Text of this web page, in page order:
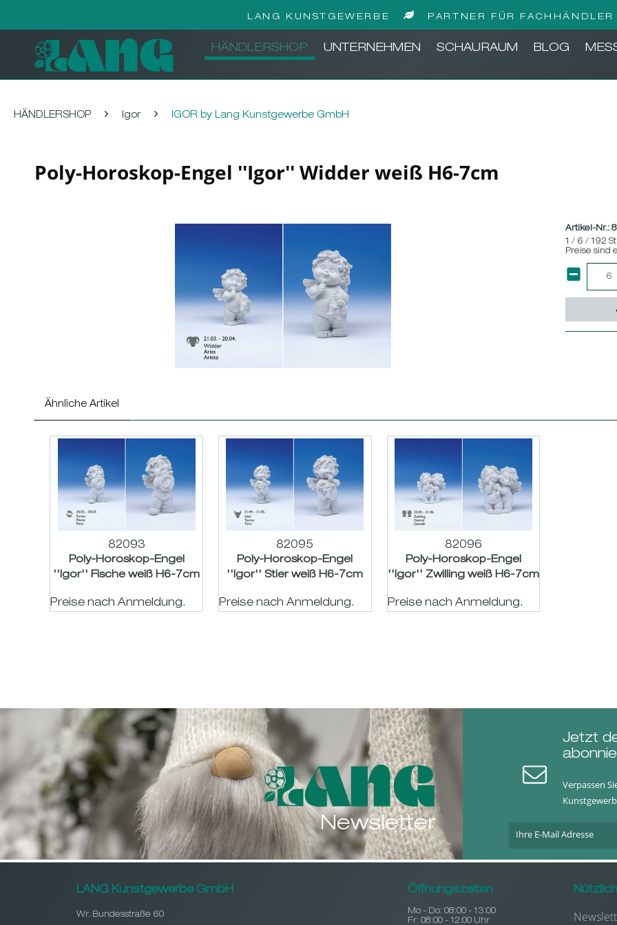
LANG KUNSTGEWERBE PARTNER FÜR FACHHÄNDLER
HÄNDLERSHOP UNTERNEHMEN SCHAURAUM BLOG
HÄNDLERSHOP Igor IGOR by Lang Kunstgewerbe GmbH
Poly-Horoskop-Engel ''Igor'' Widder weiß H6-7cm
Artikel-Nr.:
1 / 6 / 192
Preise sind
Ähnliche Artikel
82093
Poly-Horoskop-Engel
''Igor'' Fische weiß H6-7cm
Preise nach Anmeldung.
82095
Poly-Horoskop-Engel
''Igor'' Stier weiß H6-7cm
Preise nach Anmeldung.
82096
Poly-Horoskop-Engel
''Igor'' Zwilling weiß H6-7cm
Preise nach Anmeldung.
Newsletter
Jetzt
Verpassen
LANG Kunstgewerbe GmbH
Wr. Bundesstraße 60
Öffnungszeiten
Mo - Do: 08:00 - 13:00
Fr: 08:00 - 12:00 Uhr